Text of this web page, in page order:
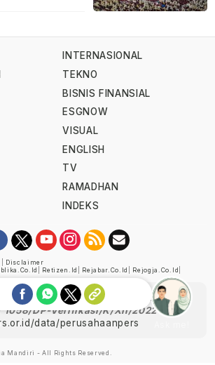
INTERNASIONAL
TEKNO
BISNIS FINANSIAL
ESGNOW
VISUAL
ENGLISH
TV
RAMADHAN
INDEKS
Disclaimer
Retizen.id Rejabar.co.id Rejogja.co.id
diverifikasi oleh Dewan Pers
1058/DP-Verifikasi/K/XII/2022
data/perusahaanpers
Mandiri - All Rights Reserved.